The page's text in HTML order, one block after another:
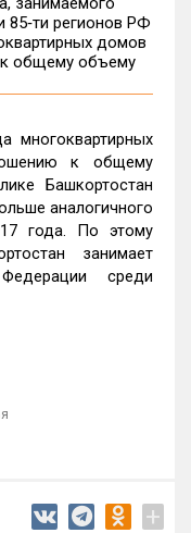
многоквартирных
к общему
Башкортостан
аналогичного
года. По этому
занимает
среди
+